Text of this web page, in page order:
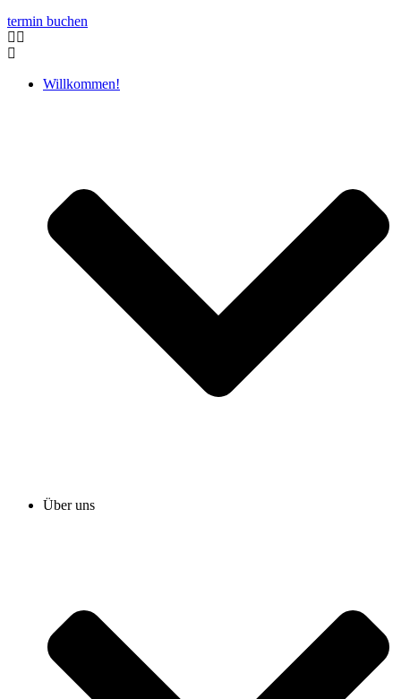
termin buchen
Willkommen!
Über uns